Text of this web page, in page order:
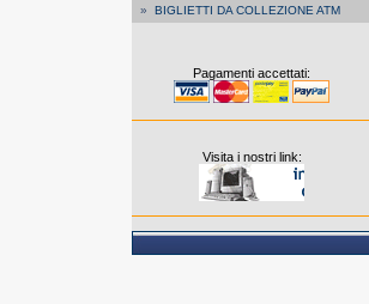
» BIGLIETTI DA COLLEZIONE ATM
Pagamenti accettati:
Visita i nostri link: